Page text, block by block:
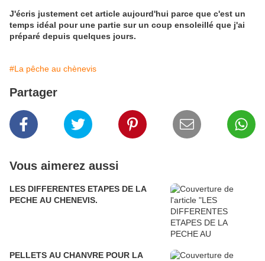
J'écris justement cet article aujourd'hui parce que c'est un
temps idéal pour une partie sur un coup ensoleillé que j'ai
préparé depuis quelques jours.
#La pêche au chènevis
Partager
Vous aimerez aussi
LES DIFFERENTES ETAPES DE LA
PECHE AU CHENEVIS.
PELLETS AU CHANVRE POUR LA